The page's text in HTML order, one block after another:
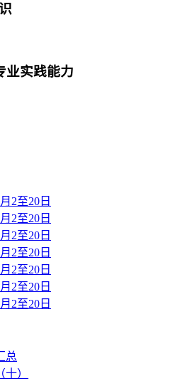
业实践能力
2至20日
2至20日
2至20日
2至20日
2至20日
2至20日
2至20日
总
）